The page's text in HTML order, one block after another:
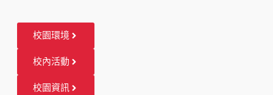
校園環境
校內活動
校園資訊